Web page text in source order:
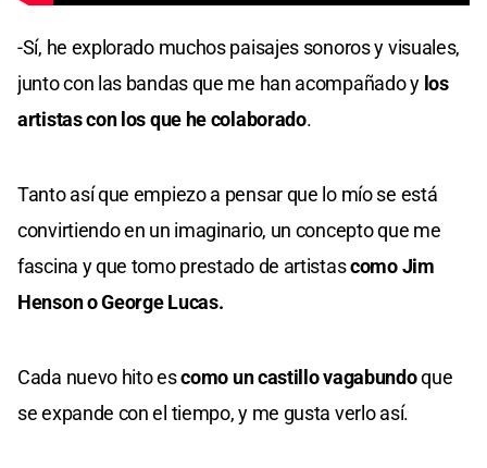
-Sí, he explorado muchos paisajes sonoros y visuales,
junto con las bandas que me han acompañado y los
artistas con los que he colaborado.
Tanto así que empiezo a pensar que lo mío se está
convirtiendo en un imaginario, un concepto que me
fascina y que tomo prestado de artistascomo Jim
Henson o George Lucas.
Cada nuevo hito escomo un castillo vagabundoque
se expande con el tiempo, y me gusta verlo así.